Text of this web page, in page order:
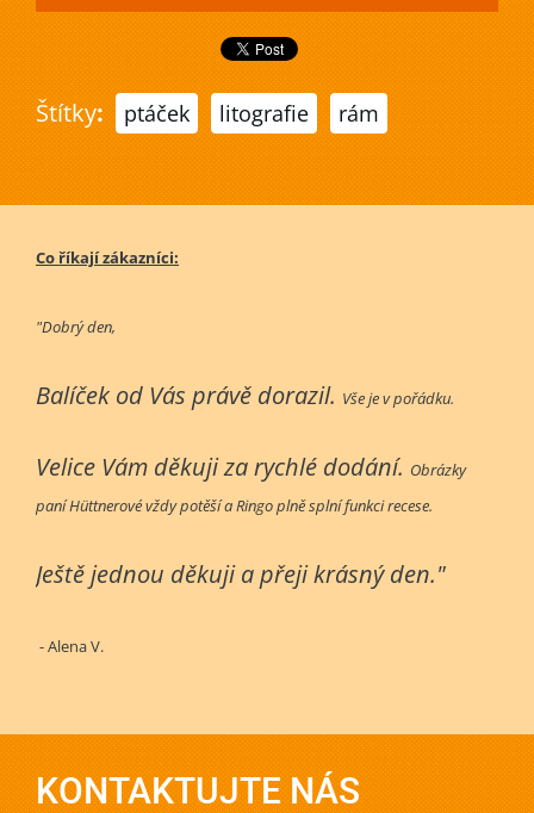
Štítky: ptáček litografie rám
Co říkají zákazníci:
"Dobrý den,
Balíček od Vás právě dorazil. Vše je v pořádku.
Velice Vám děkuji za rychlé dodání. Obrázky
paní Hüttnerové vždy potěší a Ringo plně splní funkci recese.
Ještě jednou děkuji a přeji krásný den."
- Alena V.
KONTAKTUJTE NÁS